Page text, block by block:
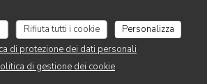
Rifiuta tutti i cookie
Personalizza
di protezione dei dati personali
di gestione dei cookie
: 5/5 Atmosfera: 5/5 Cucina